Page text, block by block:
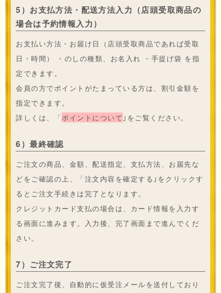
5）お支払方法・配送方法入力（店頭受取商品の
場合は予約情報入力）
お支払い方法・お届け日（店頭受取商品であれば受取
日・時間） ・のしの種類、お名入れ ・手提げ袋 を指
定できます。
会員の方でポイントがたまっている方は、割引金額を
指定できます。
詳しくは、「ポイントについて ｣をご覧ください。
6）最終確認
ご注文の商品、金額、配送指定、支払方法、お届先な
どをご確認の上、「注文内容を確定する｣をクリックす
るとご注文手続きは完了となります。
クレジットカード支払の場合は、カード情報を入力す
る画面に進みます。入力後、完了画面まで進んでくだ
さい。
7）ご注文完了
ご注文完了後、自動的に仮受注メールを送付しており